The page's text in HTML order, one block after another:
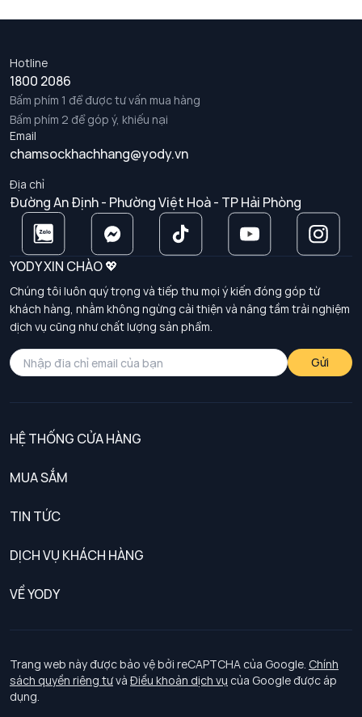
Hotline
1800 2086
Bấm phím 1 để được tư vấn mua hàng
Bấm phím 2 để góp ý, khiếu nại
Email
chamsockhachhang@yody.vn
Địa chỉ
Đường An Định - Phường Việt Hoà - TP Hải Phòng
YODY XIN CHÀO 💖
Chúng tôi luôn quý trọng và tiếp thu mọi ý kiến đóng góp từ
khách hàng, nhằm không ngừng cải thiện và nâng tầm trải nghiệm
dịch vụ cũng như chất lượng sản phẩm.
Gửi
HỆ THỐNG CỬA HÀNG
MUA SẮM
TIN TỨC
DỊCH VỤ KHÁCH HÀNG
Chính sách khách hàng thân thiết
Chính sách bảo vệ dữ liệu cá nhân
Chính sách thanh toán, giao nhận
VỀ YODY
Tuyển dụng
Trang web này được bảo vệ bởi reCAPTCHA của Google. Chính
sách quyền riêng tưvà Điều khoản dịch vụ của Google được áp
dụng.